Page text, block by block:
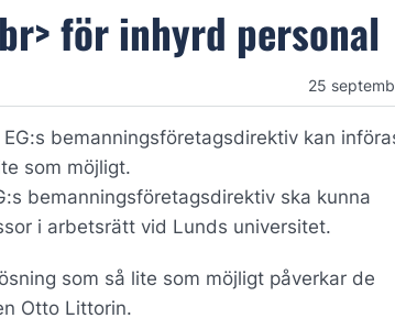
för inhyrd personal
25
bemanningsföretagsdirektiv kan
som möjligt.
bemanningsföretagsdirektiv ska kunna
i arbetsrätt vid Lunds universitet.
som så lite som möjligt påverkar de
Otto Littorin.